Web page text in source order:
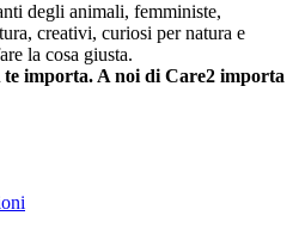
degli animali, femministe,
creativi, curiosi per natura e
la cosa giusta.
importa. A noi di Care2 importa